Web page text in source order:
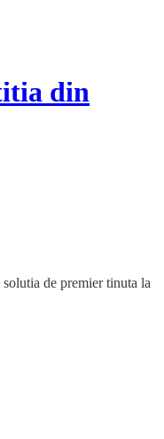
din
de premier tinuta la